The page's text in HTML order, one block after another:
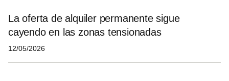
La oferta de alquiler permanente sigue
cayendo en las zonas tensionadas
12/05/2026